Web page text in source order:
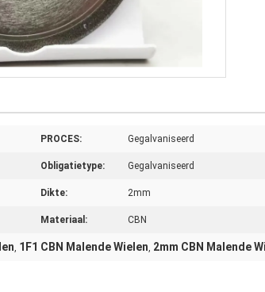
PROCES: Gegalvaniseerd
Obligatietype: Gegalvaniseerd
Dikte: 2mm
Materiaal: CBN
, 1F1 CBN Malende Wielen, 2mm CBN Malende